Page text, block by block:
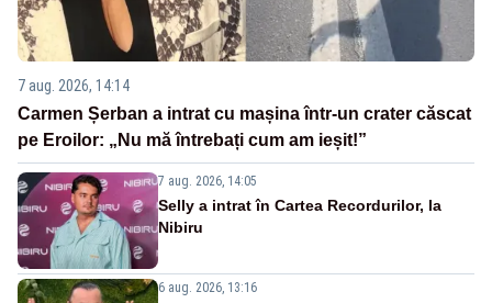
7 aug. 2026, 14:14
Carmen Șerban a intrat cu mașina într-un crater căscat
pe Eroilor: „Nu mă întrebați cum am ieșit!”
7 aug. 2026, 14:05
Selly a intrat în Cartea Recordurilor, la
Nibiru
6 aug. 2026, 13:16